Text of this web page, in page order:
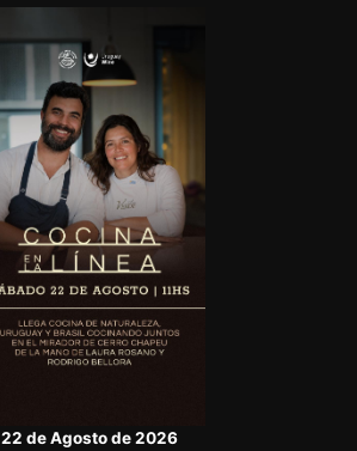
22 de Agosto de 2026